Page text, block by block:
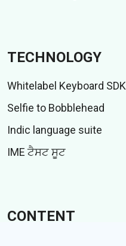
TECHNOLOGY
Whitelabel Keyboard SDK
Selfie to Bobblehead
Indic language suite
IME ਟੈਸਟ ਸੂਟ
CONTENT